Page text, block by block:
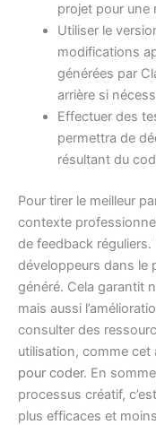
projet pour une
Utiliser le
modifications
générées par
arrière si
Effectuer des
permettra de
résultant du
Pour tirer le meilleur
contexte
de feedback
développeurs dans le
généré. Cela garantit
mais aussi
consulter des
utilisation, comme
pour coder. En
processus créatif,
plus efficaces et